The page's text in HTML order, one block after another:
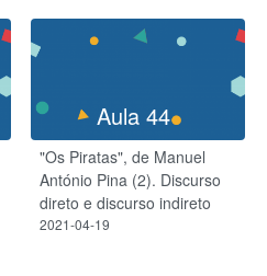
Aula 44
"Os Piratas", de Manuel
António Pina (2). Discurso
direto e discurso indireto
2021-04-19